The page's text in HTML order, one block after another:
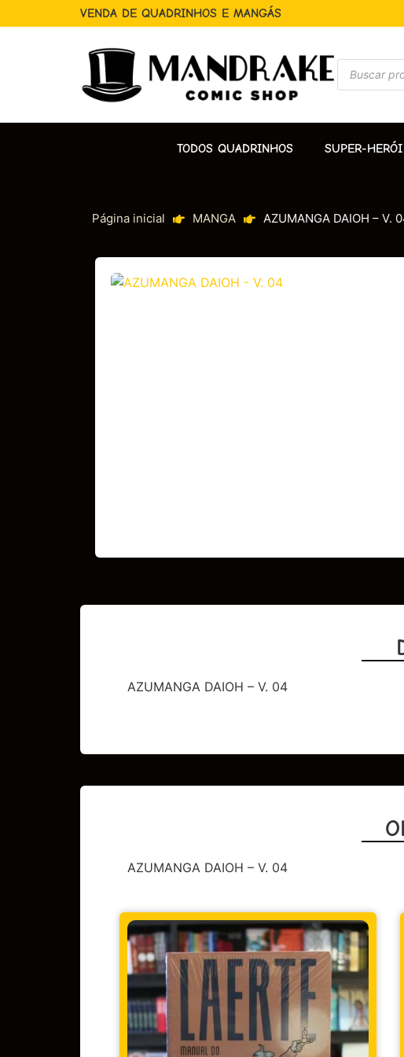
VENDA DE QUADRINHOS E MANGÁS
TODOS QUADRINHOS SUPER-HERÓI
Página inicial MANGA AZUMANGA DAIOH – V.
AZUMANGA DAIOH – V. 04
AZUMANGA DAIOH – V. 04
CAPA DURA HQs Diversas
BERLIM
R$149,90
Em até 3x deR$49,97